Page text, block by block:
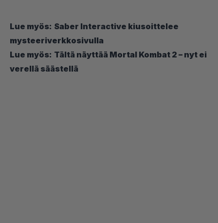
Lue myös: Saber Interactive kiusoittelee
mysteeriverkkosivulla
Lue myös: Tältä näyttää Mortal Kombat 2 – nyt ei
verellä säästellä